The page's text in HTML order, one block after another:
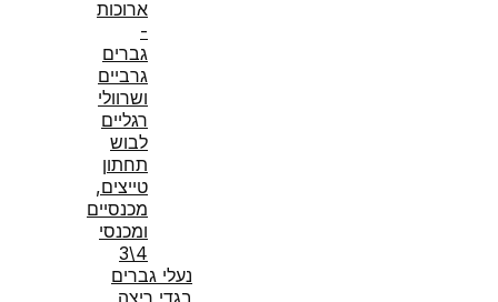
ארוכות
-
גברים
גרביים
ושרוולי
רגליים
לבוש
תחתון
טייצים,
מכנסיים
ומכנסי
4\3
נעלי גברים
בגדי ריצה